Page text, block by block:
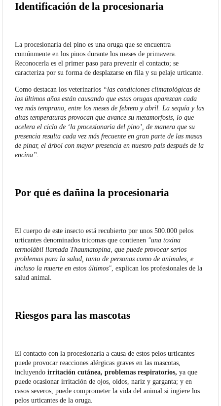
Identificación de la procesionaria
La procesionaria del pino es una oruga que se encuentra
comúnmente en los pinos durante los meses de primavera.
Reconocerla es el primer paso para prevenir el contacto; se
caracteriza por su forma de desplazarse en fila y su pelaje urticante.
Como destacan los veterinarios “las condiciones climatológicas de
los últimos años están causando que estas orugas aparezcan cada
vez más temprano, entre los meses de febrero y abril. La sequía y las
altas temperaturas provocan que avance su metamorfosis, lo que
acelera el ciclo de ‘la procesionaria del pino’, de manera que su
presencia resulta cada vez más frecuente en gran parte de las masas
de pinar, el árbol con mayor presencia en nuestro país después de la
encina”.
Por qué es dañina la procesionaria
El cuerpo de este insecto está recubierto por unos 500.000 pelos
urticantes denominados tricomas que contienen "una toxina
termolábil llamada Thaumatopina, que puede provocar serios
problemas para la salud, tanto de personas como de animales, e
incluso la muerte en estos últimos", explican los profesionales de la
salud animal.
Riesgos para las mascotas
El contacto con la procesionaria a causa de estos pelos urticantes
puede provocar reacciones alérgicas graves en las mascotas,
incluyendo irritación cutánea, problemas respiratorios, ya que
puede ocasionar irritación de ojos, oídos, nariz y garganta; y en
casos severos, puede comprometer la vida del animal si ingiere los
pelos urticantes de la oruga.